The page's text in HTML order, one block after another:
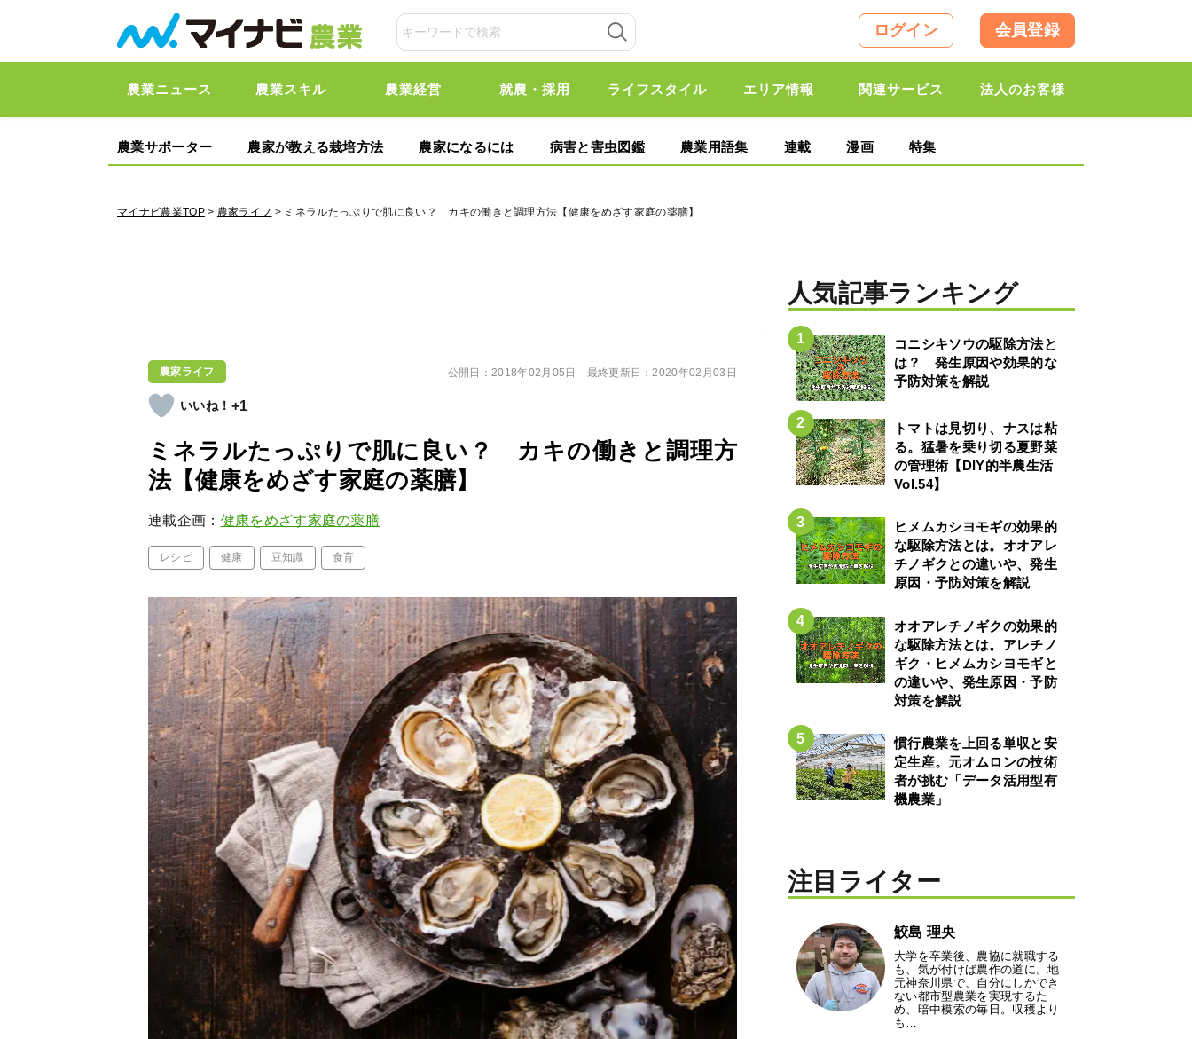
ログイン 会員登録
農業ニュース 農業スキル 農業経営 就農・採用 ライフスタイル エリア情報 関連サービス 法人のお客様
農業サポーター 農家が教える栽培方法 農家になるには 病害と害虫図鑑 農業用語集 連載 漫画 特集
マイナビ農業TOP> 農家ライフ > ミネラルたっぷりで肌に良い？ カキの働きと調理方法【健康をめざす家庭の薬膳】
農家ライフ
+1
ミネラルたっぷりで肌に良い？ カキの働きと調理方
法【健康をめざす家庭の薬膳】
連載企画： 健康をめざす家庭の薬膳
レシピ 健康 豆知識 食育
公開日：2018年02月05日 最終更新日：2020年02月03日
人気記事ランキング
コニシキソウの駆除方法と
は？ 発生原因や効果的な
予防対策を解説
トマトは見切り、ナスは粘
る。猛暑を乗り切る夏野菜
の管理術【DIY的半農生活
Vol.54】
ヒメムカシヨモギの効果的
な駆除方法とは。オオアレ
チノギクとの違いや、発生
原因・予防対策を解説
オオアレチノギクの効果的
な駆除方法とは。アレチノ
ギク・ヒメムカシヨモギと
の違いや、発生原因・予防
対策を解説
慣行農業を上回る単収と安
定生産。元オムロンの技術
者が挑む「データ活用型有
機農業」
注目ライター
鮫島 理央
大学を卒業後、農協に就職する
も、気が付けば農作の道に。地
元神奈川県で、自分にしかでき
ない都市型農業を実現するた
め、暗中模索の毎日。収穫より
も…